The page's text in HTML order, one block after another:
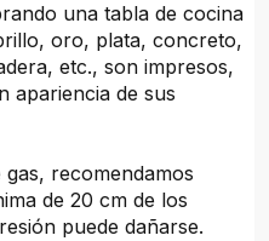
una tabla de cocina
oro, plata, concreto,
etc., son impresos,
apariencia de sus
recomendamos
de 20 cm de los
puede dañarse.